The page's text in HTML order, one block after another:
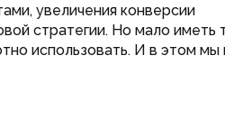
увеличения конверсии
стратегии. Но мало иметь
использовать. И в этом мы